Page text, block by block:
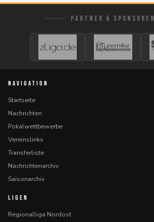
PARTNER & SPONSOREN
NAVIGATION
Startseite
Nachrichten
Pokalwettbewerbe
Vereinslinks
Transferliste
Nachrichtenarchiv
Saisonarchiv
LIGEN
Regionalliga Nordost